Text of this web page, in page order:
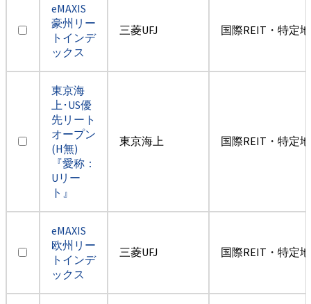
eMAXIS
豪州リー
トインデ
ックス
三菱UFJ 国際REIT・特定
東京海
上･US優
先リート
オープン
(H無)
『愛称：
Uリー
ト』
東京海上 国際REIT・特定
eMAXIS
欧州リー
トインデ
ックス
三菱UFJ 国際REIT・特定